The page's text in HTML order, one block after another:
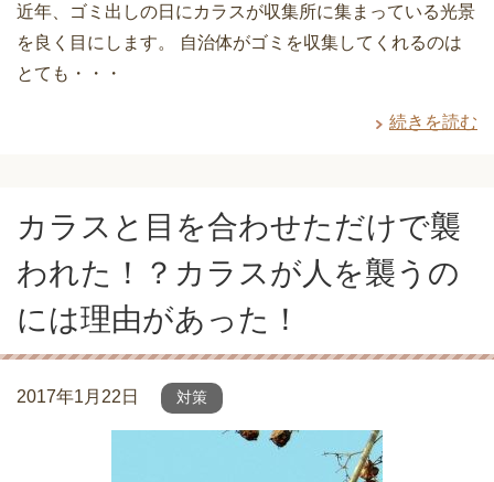
近年、ゴミ出しの日にカラスが収集所に集まっている光景
を良く目にします。 自治体がゴミを収集してくれるのは
とても・・・
続きを読む
カラスと目を合わせただけで襲
われた！？カラスが人を襲うの
には理由があった！
2017年1月22日 対策